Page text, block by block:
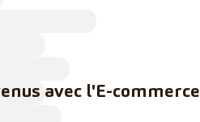
avec l'E-commerce